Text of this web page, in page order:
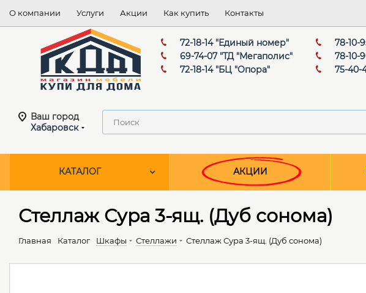
О компании Услуги Акции Как купить Контакты
72-18-14 "Единый номер"
69-74-07 "ТД "Мегаполис"
72-18-14 "БЦ "Опора"
78-
78-10-
75-40-
Ваш город
Хабаровск
КАТАЛОГ АКЦИИ
Стеллаж Сура 3-ящ. (Дуб сонома)
Главная Каталог Шкафы Стеллажи Стеллаж Сура 3-ящ. (Дуб сонома)